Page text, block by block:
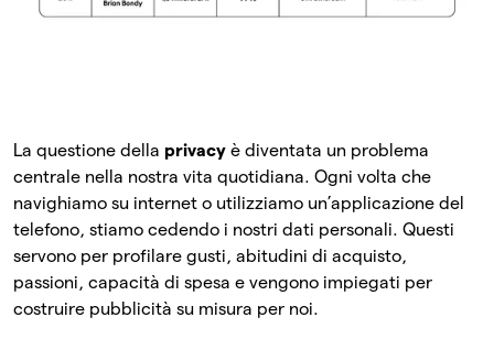
La questione della privacy è diventata un problema
centrale nella nostra vita quotidiana. Ogni volta che
navighiamo su internet o utilizziamo un’applicazione del
telefono, stiamo cedendo i nostri dati personali. Questi
servono per profilare gusti, abitudini di acquisto,
passioni, capacità di spesa e vengono impiegati per
costruire pubblicità su misura per noi.